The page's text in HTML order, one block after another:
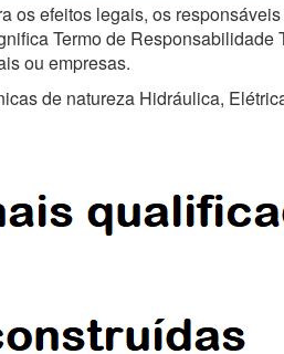
os efeitos legais, os
Termo de
ou empresas.
de natureza Hidráulica,